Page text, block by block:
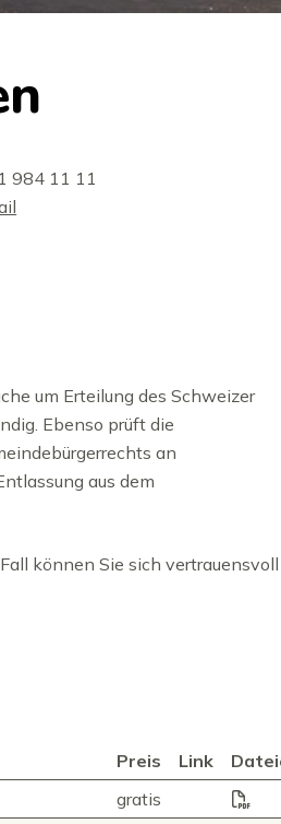
984 11 11
um Erteilung des Schweizer
Ebenso prüft die
an
aus dem
können Sie sich
Preis Link
gratis